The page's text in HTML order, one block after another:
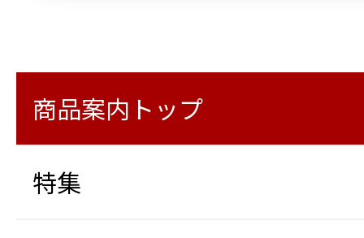
商品案内トップ
特集